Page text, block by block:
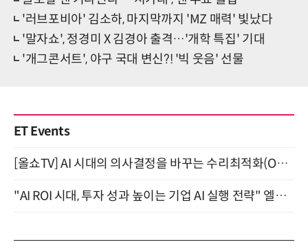
'러브포비아' 김소하, 마지막까지 'MZ 매력' 빛났다
'말자쇼', 정경미 X 김경아 출격…'개학 특집' 기대
'개그콘서트', 야구 국대 변신?! '빅 웃음' 선물
ET Events
[올쇼TV] AI 시대의 의사결정을 바꾸는 수리최적화(Optimization) 소개 (8/20 생방송)
"AI ROI 시대, 투자 성과 높이는 기업 AI 실행 전략" 엘타워 6층 (9월 18일)